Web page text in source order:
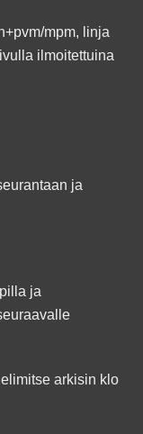
mpm, linja
ilmoitettuina
ja
ja
arkisin klo